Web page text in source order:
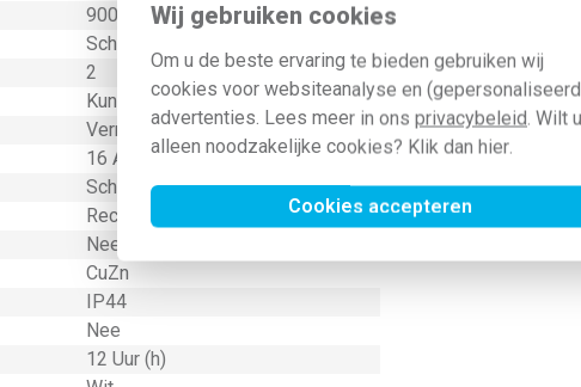
Wij gebruiken cookies
Om u de beste ervaring te bieden gebruiken wij
cookies voor websiteanalyse en
advertenties. Lees meer in ons privacybeleid. Wilt u
alleen noodzakelijke cookies? Klik dan hier.
Cookies accepteren
9002
Schroefwartel
2
Kunststof
Vernikkeld
16 Ampère (A)
Schroefklem
Recht
Nee
CuZn
IP44
Nee
12 Uur (h)